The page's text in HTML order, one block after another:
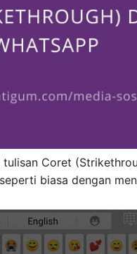
Coret
biasa dengan